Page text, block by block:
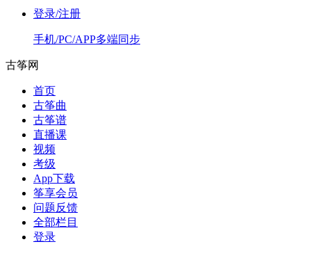
登录/注册
手机/PC/APP多端同步
古筝网
首页
古筝曲
古筝谱
直播课
视频
考级
App下载
筝享会员
问题反馈
全部栏目
登录